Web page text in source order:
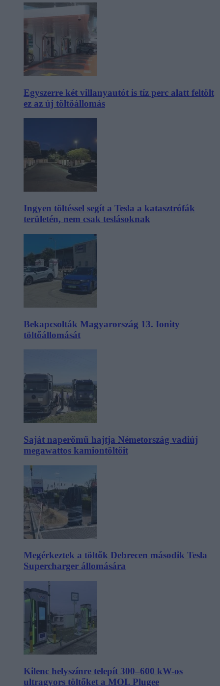
Egyszerre két villanyautót is tíz perc alatt feltölt
ez az új töltőállomás
Ingyen töltéssel segít a Tesla a katasztrófák
területén, nem csak teslásoknak
Bekapcsolták Magyarország 13. Ionity
töltőállomását
Saját naperőmű hajtja Németország vadiúj
megawattos kamiontöltőit
Megérkeztek a töltők Debrecen második Tesla
Supercharger állomására
Kilenc helyszínre telepít 300–600 kW-os
ultragyors töltőket a MOL Plugee